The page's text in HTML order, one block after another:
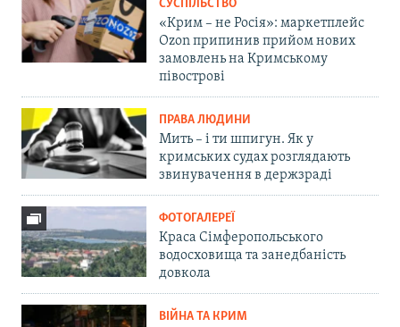
СУСПІЛЬСТВО
«Крим – не Росія»: маркетплейс
Ozon припинив прийом нових
замовлень на Кримському
півострові
ПРАВА ЛЮДИНИ
Мить – і ти шпигун. Як у
кримських судах розглядають
звинувачення в держзраді
ФОТОГАЛЕРЕЇ
Краса Сімферопольського
водосховища та занедбаність
довкола
ВІЙНА ТА КРИМ